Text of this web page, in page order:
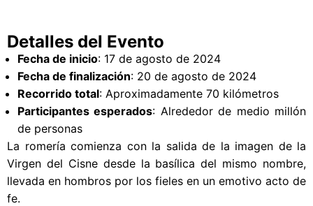
Detalles del Evento
Fecha de inicio: 17 de agosto de 2024
Fecha de finalización: 20 de agosto de 2024
Recorrido total: Aproximadamente 70 kilómetros
Participantes esperados: Alrededor de medio millón
de personas
La romería comienza con la salida de la imagen de la
Virgen del Cisne desde la basílica del mismo nombre,
llevada en hombros por los fieles en un emotivo acto de
fe.